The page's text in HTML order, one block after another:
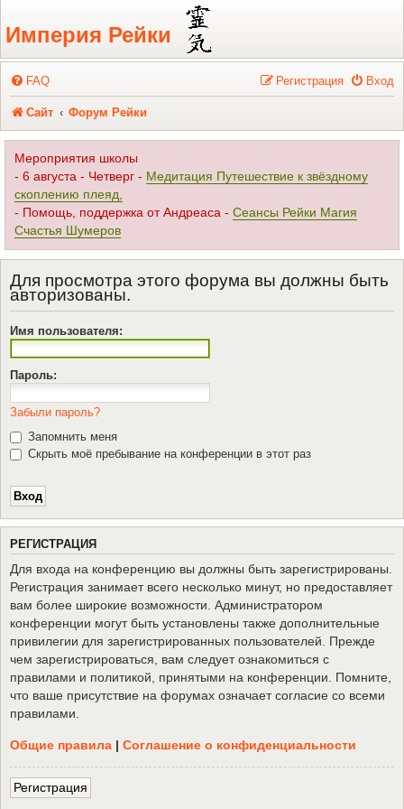
Регистрация
Империя Рейки
FAQ Вход
Регистрация
Сайт Форум Рейки
Мероприятия школы
- 6 августа - Четверг - Медитация Путешествие к звёздному
скоплению плеяд,
- Помощь, поддержка от Андреаса - Сеансы Рейки Магия
Счастья Шумеров
Для просмотра этого форума вы должны быть
авторизованы.
Имя пользователя:
Пароль:
Забыли пароль?
Запомнить меня
Скрыть моё пребывание на конференции в этот раз
РЕГИСТРАЦИЯ
Для входа на конференцию вы должны быть зарегистрированы.
Регистрация занимает всего несколько минут, но предоставляет
вам более широкие возможности. Администратором
конференции могут быть установлены также дополнительные
привилегии для зарегистрированных пользователей. Прежде
чем зарегистрироваться, вам следует ознакомиться с
правилами и политикой, принятыми на конференции. Помните,
что ваше присутствие на форумах означает согласие со всеми
правилами.
Общие правила | Соглашение о конфиденциальности
Регистрация